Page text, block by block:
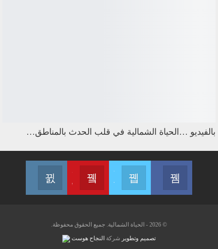
بالفيديو …الحياة الشمالية في قلب الحدث بالمناطق…
© 2026 - الحياة الشمالية. جميع الحقوق محفوظة.
تصميم وتطوير شركة النجاح هوست